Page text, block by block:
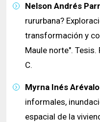
Nelson Andrés
rururbana?
transformación y
Maule norte".
C.
Myrna Inés
informales,
espacial de la